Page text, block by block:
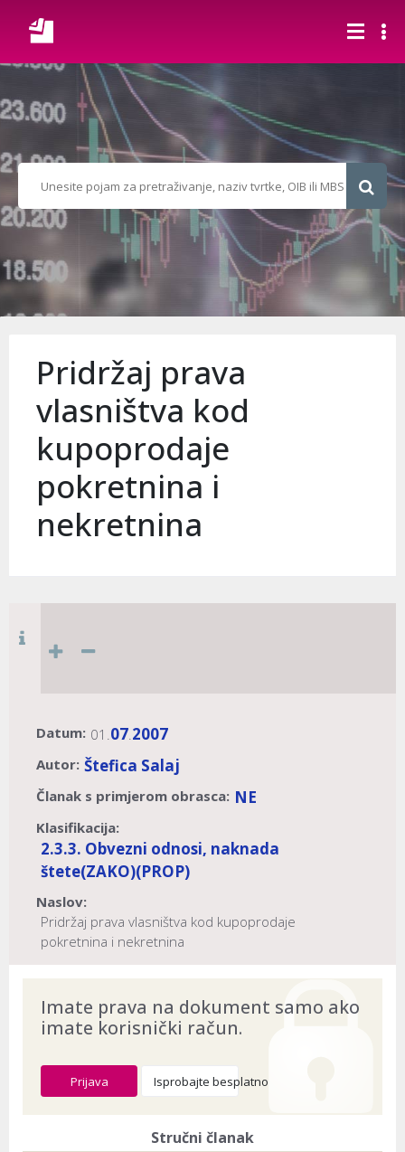
Pridržaj prava
vlasništva kod
kupoprodaje
pokretnina i
nekretnina
Datum: 01.07.2007
Autor: Štefica Salaj
Članak s primjerom obrasca: NE
Klasifikacija:
2.3.3. Obvezni odnosi, naknada
štete(ZAKO)(PROP)
Naslov:
Pridržaj prava vlasništva kod kupoprodaje
pokretnina i nekretnina
Imate prava na dokument samo ako
imate korisnički račun.
Prijava Isprobajte besplatno
Stručni članak